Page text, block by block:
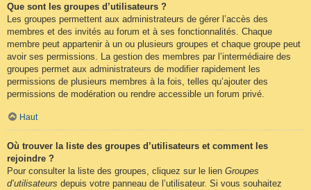
Que sont les groupes d’utilisateurs ?
Les groupes permettent aux administrateurs de gérer l’accès des
membres et des invités au forum et à ses fonctionnalités. Chaque
membre peut appartenir à un ou plusieurs groupes et chaque groupe peut
avoir ses permissions. La gestion des membres par l’intermédiaire des
groupes permet aux administrateurs de modifier rapidement les
permissions de plusieurs membres à la fois, telles qu’ajouter des
permissions de modération ou rendre accessible un forum privé.
Haut
Où trouver la liste des groupes d’utilisateurs et comment les
rejoindre ?
Pour consulter la liste des groupes, cliquez sur le lien Groupes
d’utilisateurs depuis votre panneau de l’utilisateur. Si vous souhaitez